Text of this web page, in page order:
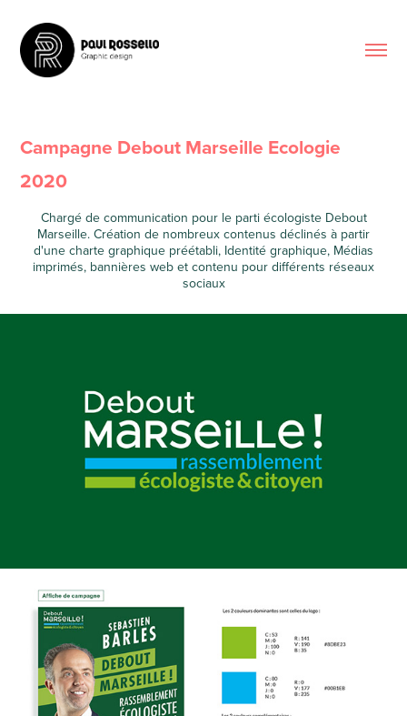
Campagne Debout Marseille Ecologie
2020
Chargé de communication pour le parti écologiste Debout
Marseille. Création de nombreux contenus déclinés à partir
d'une charte graphique préétabli, Identité graphique, Médias
imprimés, bannières web et contenu pour différents réseaux
sociaux